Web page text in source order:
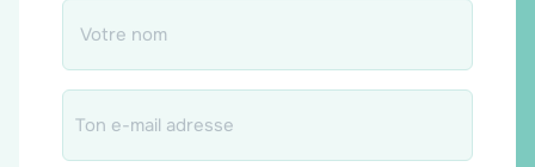
Nom
Email